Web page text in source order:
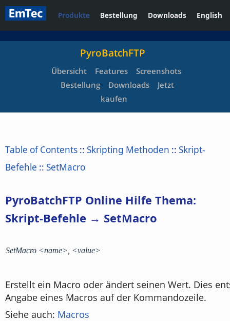
Produkte Bestellung Downloads English
PyroBatchFTP
Übersicht Features
Screenshots
Bestellung
Downloads
Jetzt
kaufen
Table of Contents :: Skripting Methoden :: Skript-
Befehle :: SetMacro
PyroBatchFTP Online Hilfe Thema:
Skript-Befehle → SetMacro
SetMacro <name>, <value>
Erstellt ein Macro oder ändert seinen Wert. Dies
Angabe eines Macros auf der Kommandozeile.
Siehe auch: Macros